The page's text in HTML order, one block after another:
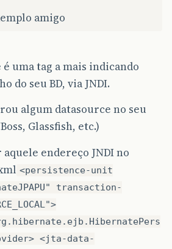
amigo
é uma tag a mais indicando
do seu BD, via JNDI.
algum datasource no seu
Glassfish, etc.)
endereço JNDI no
<persistence-unit
transaction-
<jta-data-